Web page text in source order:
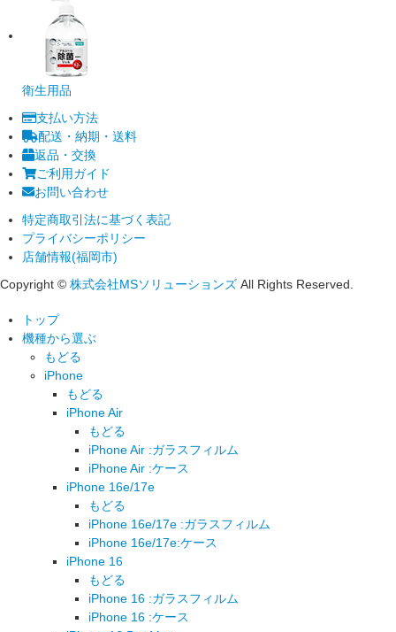
衛生用品
支払い方法
配送・納期・送料
返品・交換
ご利用ガイド
お問い合わせ
特定商取引法に基づく表記
プライバシーポリシー
店舗情報(福岡市)
Copyright © 株式会社MSソリューションズ All Rights Reserved.
トップ
機種から選ぶ
もどる
iPhone
もどる
iPhone Air
もどる
iPhone Air :ガラスフィルム
iPhone Air :ケース
iPhone 16e/17e
もどる
iPhone 16e/17e :ガラスフィルム
iPhone 16e/17e:ケース
iPhone 16
もどる
iPhone 16 :ガラスフィルム
iPhone 16 :ケース